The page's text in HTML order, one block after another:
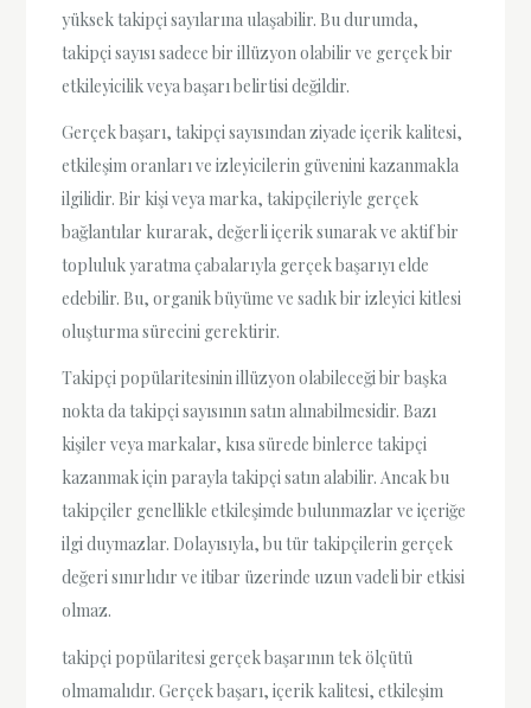
yüksek takipçi sayılarına ulaşabilir. Bu durumda,
takipçi sayısı sadece bir illüzyon olabilir ve gerçek bir
etkileyicilik veya başarı belirtisi değildir.
Gerçek başarı, takipçi sayısından ziyade içerik kalitesi,
etkileşim oranları ve izleyicilerin güvenini kazanmakla
ilgilidir. Bir kişi veya marka, takipçileriyle gerçek
bağlantılar kurarak, değerli içerik sunarak ve aktif bir
topluluk yaratma çabalarıyla gerçek başarıyı elde
edebilir. Bu, organik büyüme ve sadık bir izleyici kitlesi
oluşturma sürecini gerektirir.
Takipçi popülaritesinin illüzyon olabileceği bir başka
nokta da takipçi sayısının satın alınabilmesidir. Bazı
kişiler veya markalar, kısa sürede binlerce takipçi
kazanmak için parayla takipçi satın alabilir. Ancak bu
takipçiler genellikle etkileşimde bulunmazlar ve içeriğe
ilgi duymazlar. Dolayısıyla, bu tür takipçilerin gerçek
değeri sınırlıdır ve itibar üzerinde uzun vadeli bir etkisi
olmaz.
takipçi popülaritesi gerçek başarının tek ölçütü
olmamalıdır. Gerçek başarı, içerik kalitesi, etkileşim